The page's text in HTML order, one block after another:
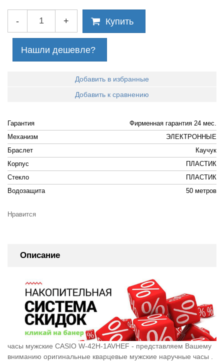
- + Купить
Нашли дешевле?
Добавить в избранные
Добавить к сравнению
Гарантия
Фирменная гарантия 24 мес.
Механизм
ЭЛЕКТРОННЫЕ
Браслет
Каучук
Корпус
ПЛАСТИК
Стекло
ПЛАСТИК
Водозащита
50 метров
Нравится
Описание
часы мужские CASIO W-42H-1AVHEF - представляем Вашему
вниманию оригинальные кварцевые мужские наручные часы .